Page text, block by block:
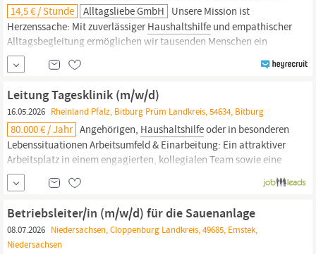
14,5 € / Stunde Alltagsliebe GmbH Unsere Mission ist
Herzenssache: Mit zuverlässigerHaushaltshilfe und empathischer
Alltagsbegleitung ermöglichen wir tausenden Menschen ein
selbstbestimmtes Leben zu Hause. Wir legen großen Wert auf
Respekt, Kommunikation und Zuverlässigkeit. Als modernes
Unternehmen mit klaren Werten und nachhaltigem Wachstum
sind wir aktuell in
Leitung Tagesklinik (m/w/d)
16.05.2026 Rheinland Pfalz, Bitburg Prüm Landkreis, 54634, Bitburg
80.000 € / Jahr Angehörigen, Haushaltshilfeoder in besonderen
Lebenssituationen Arbeitsumfeld & Einarbeitung: Ein attraktiver
Arbeitsplatz in einem engagierten, kollegialen Team sowie eine
strukturierte Einarbeitung durch erfahrene Kolleginnen und
Kollegen auf Augenhöhe Entwicklung & Perspektiven: Vielseitige
Fort- und Weiterbildungsmöglichkeiten zur...
Betriebsleiter/in (m/w/d) für die Sauenanlage
08.07.2026 Niedersachsen, Cloppenburg Landkreis, 49685, Emstek,
Niedersachsen